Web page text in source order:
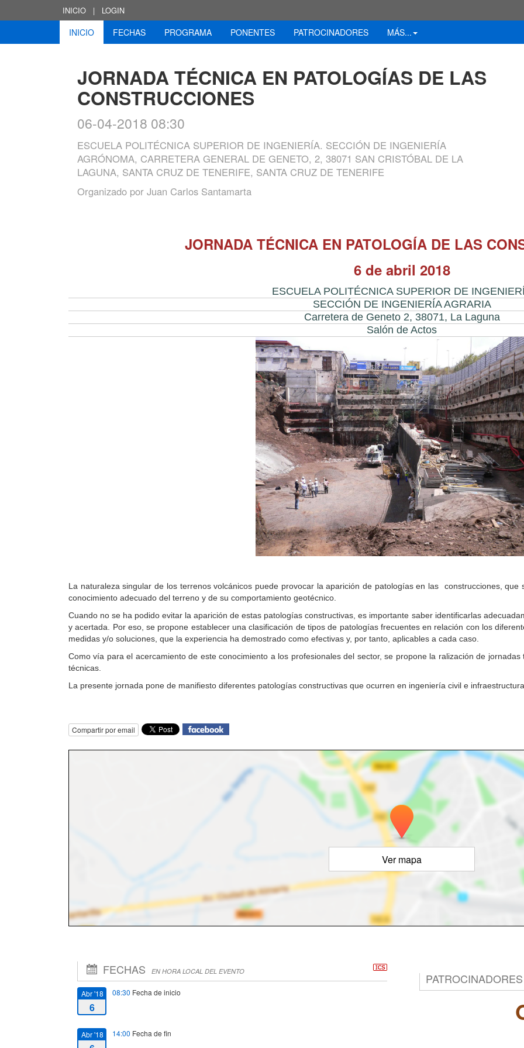
INICIO | LOGIN
INICIO FECHAS PROGRAMA PONENTES PATROCINADORES MÁS...
JORNADA TÉCNICA EN PATOLOGÍAS DE LAS
CONSTRUCCIONES
06-04-2018 08:30
ESCUELA POLITÉCNICA SUPERIOR DE INGENIERÍA. SECCIÓN DE INGENIERÍA
AGRÓNOMA, CARRETERA GENERAL DE GENETO, 2, 38071 SAN CRISTÓBAL DE LA
LAGUNA, SANTA CRUZ DE TENERIFE, SANTA CRUZ DE TENERIFE
Organizado por Juan Carlos Santamarta
JORNADA TÉCNICA EN PATOLOGÍA DE LAS
6 de abril 2018
ESCUELA POLITÉCNICA SUPERIOR DE
SECCIÓN DE INGENIERÍA AGRARIA
Carretera de Geneto 2, 38071, La Laguna
Salón de Actos
La naturaleza singular de los terrenos volcánicos puede provocar la aparición de patologías en las construcciones,
conocimiento adecuado del terreno y de su comportamiento geotécnico.
Cuando no se ha podido evitar la aparición de estas patologías constructivas, es importante saber identificarlas
y acertada. Por eso, se propone establecer una clasificación de tipos de patologías frecuentes en relación con los
medidas y/o soluciones, que la experiencia ha demostrado como efectivas y, por tanto, aplicables a cada caso.
Como vía para el acercamiento de este conocimiento a los profesionales del sector, se propone la ralización de
técnicas.
La presente jornada pone de manifiesto diferentes patologías constructivas que ocurren en ingeniería civil e
Compartir por email
Ver mapa
FECHAS EN HORA LOCAL DEL EVENTO
Abr '18
6
08:30 Fecha de inicio
Abr '18 14:00 Fecha de fin
PATROCINADORES